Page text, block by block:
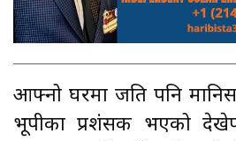
आफ्नो घरमा जति पनि
भूपीका प्रशंसक भएको